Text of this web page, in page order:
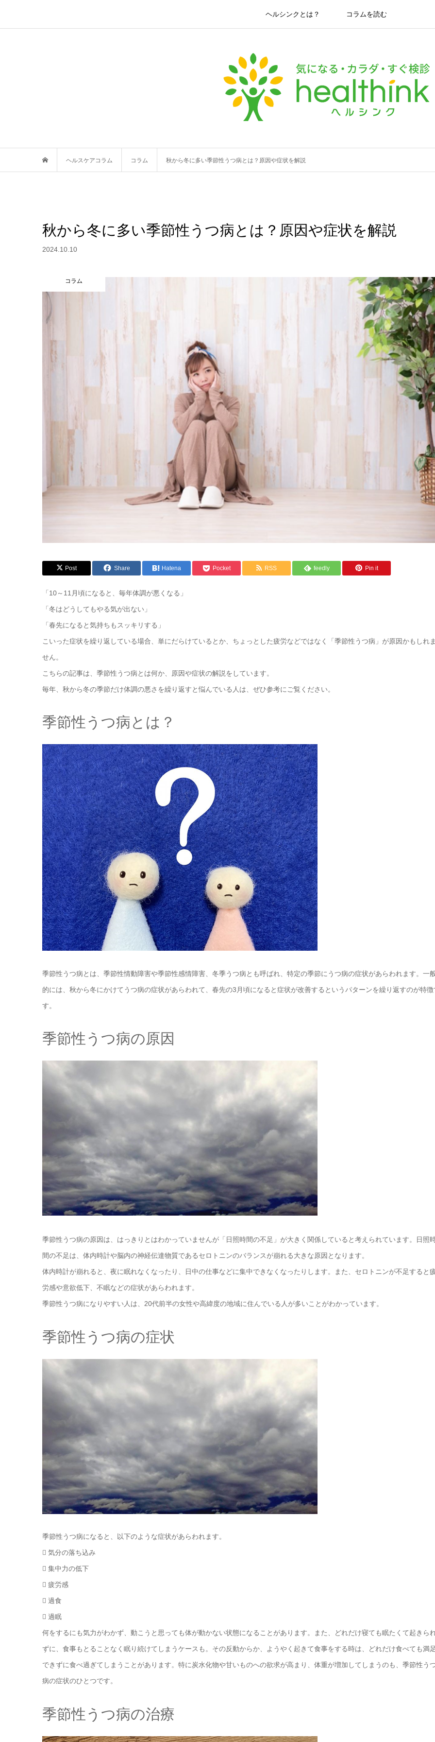
ヘルシンクとは？ コラムを読む
ヘルスケアコラム コラム 秋から冬に多い季節性うつ病とは？原因や症状を解説
秋から冬に多い季節性うつ病とは？原因や症状を解説
2024.10.10
コラム
Post Share Hatena Pocket RSS feedly Pin it
「10～11月頃になると、毎年体調が悪くなる」
「冬はどうしてもやる気が出ない」
「春先になると気持ちもスッキリする」
こいった症状を繰り返している場合、単にだらけているとか、ちょっとした疲労などではなく「季節性うつ病」が原因かもしれ
せん。
こちらの記事は、季節性うつ病とは何か、原因や症状の解説をしています。
毎年、秋から冬の季節だけ体調の悪さを繰り返すと悩んでいる人は、ぜひ参考にご覧ください。
季節性うつ病とは？
季節性うつ病とは、季節性情動障害や季節性感情障害、冬季うつ病とも呼ばれ、特定の季節にうつ病の症状があらわれます。一
的には、秋から冬にかけてうつ病の症状があらわれて、春先の3月頃になると症状が改善するというパターンを繰り返すのが特徴
す。
季節性うつ病の原因
季節性うつ病の原因は、はっきりとはわかっていませんが「日照時間の不足」が大きく関係していると考えられています。日照
間の不足は、体内時計や脳内の神経伝達物質であるセロトニンのバランスが崩れる大きな原因となります。
体内時計が崩れると、夜に眠れなくなったり、日中の仕事などに集中できなくなったりします。また、セロトニンが不足すると
労感や意欲低下、不眠などの症状があらわれます。
季節性うつ病になりやすい人は、20代前半の女性や高緯度の地域に住んでいる人が多いことがわかっています。
季節性うつ病の症状
季節性うつ病になると、以下のような症状があらわれます。
 気分の落ち込み
 集中力の低下
 疲労感
 過食
 過眠
何をするにも気力がわかず、動こうと思っても体が動かない状態になることがあります。また、どれだけ寝ても眠たくて起きら
ずに、食事もとることなく眠り続けてしまうケースも。その反動からか、ようやく起きて食事をする時は、どれだけ食べても満
できずに食べ過ぎてしまうことがあります。特に炭水化物や甘いものへの欲求が高まり、体重が増加してしまうのも、季節性う
病の症状のひとつです。
季節性うつ病の治療